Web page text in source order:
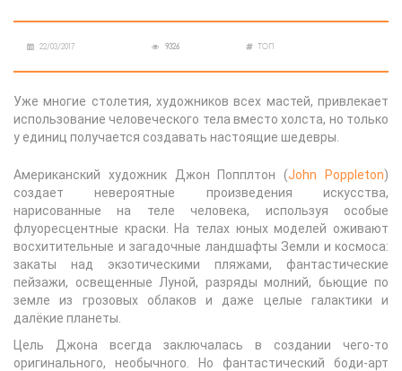
22/03/2017 9326 ТОП
Уже многие столетия, художников всех мастей, привлекает
использование человеческого тела вместо холста, но только
у единиц получается создавать настоящие шедевры.
Американский художник Джон Попплтон (John Poppleton)
создает невероятные произведения искусства,
нарисованные на теле человека, используя особые
флуоресцентные краски. На телах юных моделей оживают
восхитительные и загадочные ландшафты Земли и космоса:
закаты над экзотическими пляжами, фантастические
пейзажи, освещенные Луной, разряды молний, бьющие по
земле из грозовых облаков и даже целые галактики и
далёкие планеты.
Цель Джона всегда заключалась в создании чего-то
оригинального, необычного. Но фантастический боди-арт